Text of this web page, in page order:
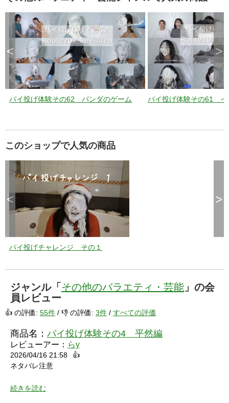
パイ投げ体験その62 パンダのゲーム パイ投げ体験その61 イ
< >
このショップで人気の商品
パイ投げチャレンジ その１
< >
ジャンル「 その他のバラエティ・芸能 」の会
員レビュー
👍 の評価: 55件 / 👎 の評価: 3件 / すべての評価
商品名： パイ投げ体験その4 平然編
レビューアー： らy
2026/04/16 21:58
👍
ネタバレ注意
続きを読む